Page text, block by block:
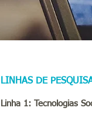
LINHAS DE
Linha 1: Tecnologias